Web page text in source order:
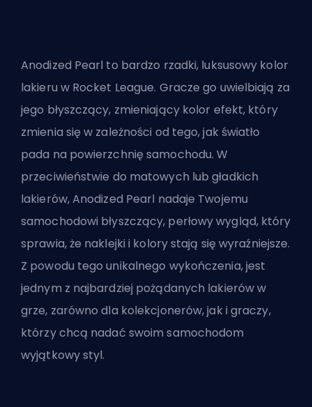
Anodized Pearl to bardzo rzadki, luksusowy kolor
lakieru w Rocket League. Gracze go uwielbiają za
jego błyszczący, zmieniający kolor efekt, który
zmienia się w zależności od tego, jak światło
pada na powierzchnię samochodu. W
przeciwieństwie do matowych lub gładkich
lakierów, Anodized Pearl nadaje Twojemu
samochodowi błyszczący, perłowy wygląd, który
sprawia, że naklejki i kolory stają się wyraźniejsze.
Z powodu tego unikalnego wykończenia, jest
jednym z najbardziej pożądanych lakierów w
grze, zarówno dla kolekcjonerów, jak i graczy,
którzy chcą nadać swoim samochodom
wyjątkowy styl.